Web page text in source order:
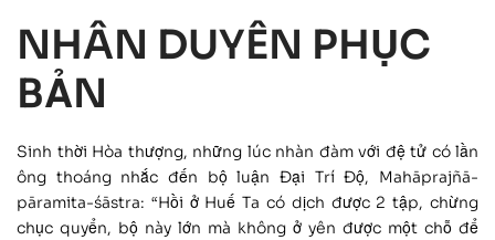
NHÂN DUYÊN PHỤC
BẢN
Sinh thời Hòa thượng, những lúc nhàn đàm với đệ tử có lần
ông thoáng nhắc đến bộ luận Đại Trí Độ, Mahāprajñā-
pāramita-śāstra: “Hồi ở Huế Ta có dịch được 2 tập, chừng
chục quyển, bộ này lớn mà không ở yên được một chỗ để